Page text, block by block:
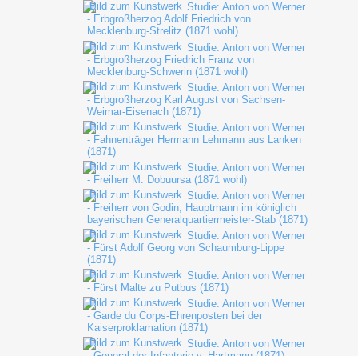
Studie: Anton von Werner
- Erbgroßherzog Adolf Friedrich von
Mecklenburg-Strelitz (1871 wohl)
Studie: Anton von Werner
- Erbgroßherzog Friedrich Franz von
Mecklenburg-Schwerin (1871 wohl)
Studie: Anton von Werner
- Erbgroßherzog Karl August von Sachsen-
Weimar-Eisenach (1871)
Studie: Anton von Werner
- Fahnenträger Hermann Lehmann aus Lanken
(1871)
Studie: Anton von Werner
- Freiherr M. Dobuursa (1871 wohl)
Studie: Anton von Werner
- Freiherr von Godin, Hauptmann im königlich
bayerischen Generalquartiermeister-Stab (1871)
Studie: Anton von Werner
- Fürst Adolf Georg von Schaumburg-Lippe
(1871)
Studie: Anton von Werner
- Fürst Malte zu Putbus (1871)
Studie: Anton von Werner
- Garde du Corps-Ehrenposten bei der
Kaiserproklamation (1871)
Studie: Anton von Werner